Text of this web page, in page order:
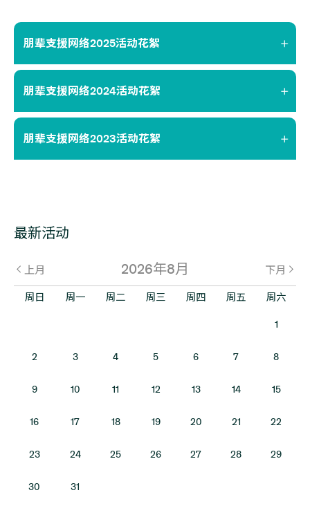
朋辈支援网络2025活动花絮
朋辈支援网络2024活动花絮
朋辈支援网络2023活动花絮
最新活动
上月 下月
2026年8月
周日 周一 周二 周三 周四 周五 周六
1
2 3 4 5 6 7 8
9 10 11 12 13 14 15
16 17 18 19 20 21 22
23 24 25 26 27 28 29
30 31